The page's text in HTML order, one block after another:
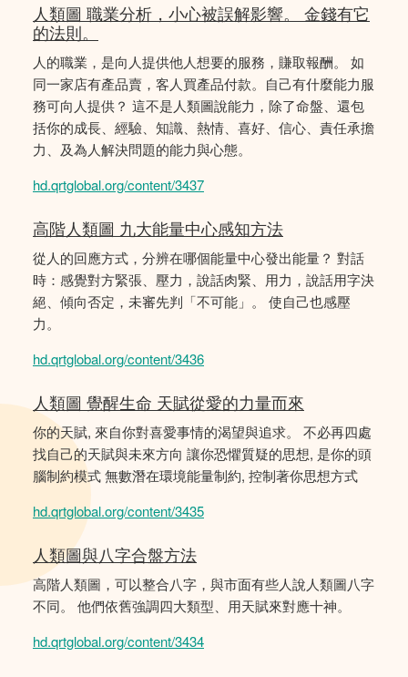
人類圖 職業分析，小心被誤解影響。 金錢有它
的法則。
人的職業，是向人提供他人想要的服務，賺取報酬。 如
同一家店有產品賣，客人買產品付款。自己有什麼能力服
務可向人提供？ 這不是人類圖說能力，除了命盤、還包
括你的成長、經驗、知識、熱情、喜好、信心、責任承擔
力、及為人解決問題的能力與心態。
hd.qrtglobal.org/content/3437
高階人類圖 九大能量中心感知方法
從人的回應方式，分辨在哪個能量中心發出能量？ 對話
時：感覺對方緊張、壓力，說話肉緊、用力，說話用字決
絕、傾向否定，未審先判「不可能」。 使自己也感壓
力。
hd.qrtglobal.org/content/3436
人類圖 覺醒生命 天賦從愛的力量而來
你的天賦, 來自你對喜愛事情的渴望與追求。 不必再四處
找自己的天賦與未來方向 讓你恐懼質疑的思想, 是你的頭
腦制約模式 無數潛在環境能量制約, 控制著你思想方式
hd.qrtglobal.org/content/3435
人類圖與八字合盤方法
高階人類圖，可以整合八字，與市面有些人說人類圖八字
不同。 他們依舊強調四大類型、用天賦來對應十神。
hd.qrtglobal.org/content/3434